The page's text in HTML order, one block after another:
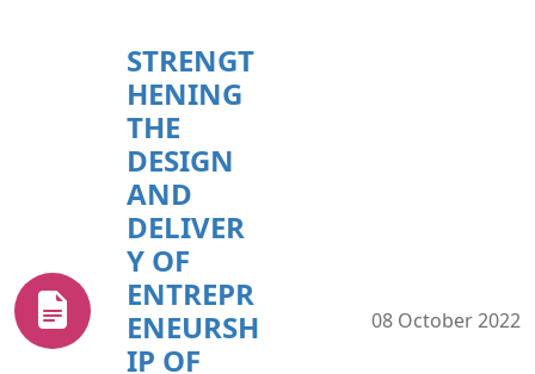
STRENGT
HENING
THE
DESIGN
AND
DELIVER
Y OF
ENTREPR
ENEURSH
IP OF
08 October 2022